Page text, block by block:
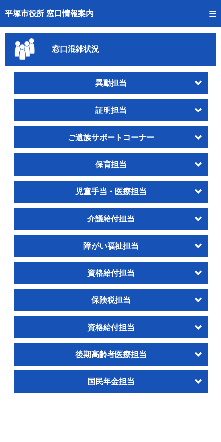
平塚市役所 窓口情報案内
トップページへ
ご利用方法
事前予約
窓口混雑状況
待ち状況確認
窓口混雑状況
異動担当
証明担当
ご遺族サポートコーナー
保育担当
児童手当・医療担当
介護給付担当
障がい福祉担当
資格給付担当
保険税担当
資格給付担当
後期高齢者医療担当
国民年金担当